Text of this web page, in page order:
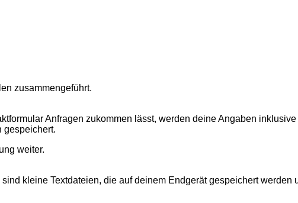
zusammengeführt.
Anfragen zukommen lässt, werden deine Angaben
gespeichert.
weiter.
kleine Textdateien, die auf deinem Endgerät gespeichert